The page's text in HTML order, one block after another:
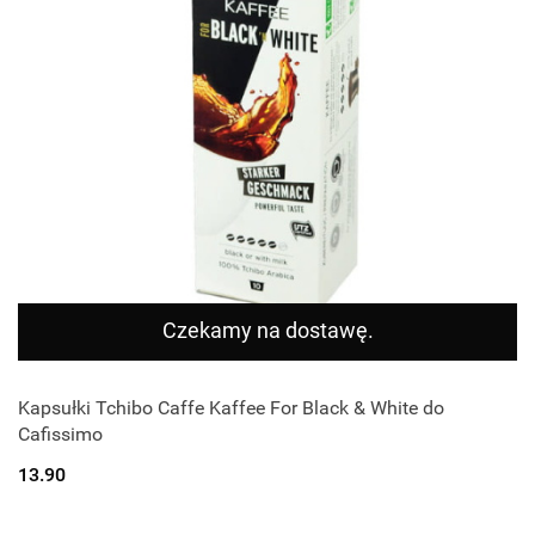
Czekamy na dostawę.
Kapsułki Tchibo Caffe Kaffee For Black & White do
Cafissimo
13.90